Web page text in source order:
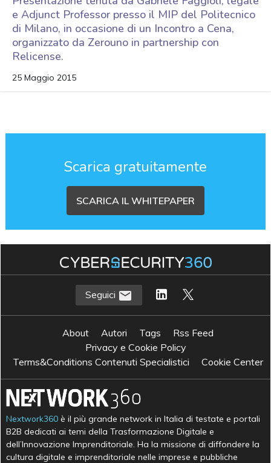
e Adjunct Professor presso il MIP del Politecnico
di Milano, in occasione di un Incontro a Cena,
organizzato da Zerouno in partnership con
Relicense.
25 Maggio 2015
Scarica gratuitamente
SCARICA IL WHITEPAPER
Seguici
About Autori Tags
Rss Feed
Privacy e Cookie Policy
Terms&Conditions Contenuti Specialistici
Cookie Center
Nextwork360 è il più grande network in Italia di testate e portali
B2B dedicati ai temi della Trasformazione Digitale e
dell’Innovazione Imprenditoriale. Ha la missione di diffondere la
cultura digitale e imprenditoriale nelle imprese e pubbliche